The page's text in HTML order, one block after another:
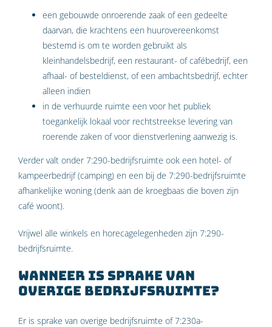
een gebouwde onroerende zaak of een gedeelte
daarvan, die krachtens een huurovereenkomst
bestemd is om te worden gebruikt als
kleinhandelsbedrijf, een restaurant- of cafébedrijf, een
afhaal- of besteldienst, of een ambachtsbedrijf, echter
alleen indien
in de verhuurde ruimte een voor het publiek
toegankelijk lokaal voor rechtstreekse levering van
roerende zaken of voor dienstverlening aanwezig is.
Verder valt onder 7:290-bedrijfsruimte ook een hotel- of
kampeerbedrijf (camping) en een bij de 7:290-bedrijfsruimte
afhankelijke woning (denk aan de kroegbaas die boven zijn
café woont).
Vrijwel alle winkels en horecagelegenheden zijn 7:290-
bedrijfsruimte.
Wanneer is sprake van
overige bedrijfsruimte?
Er is sprake van overige bedrijfsruimte of 7:230a-